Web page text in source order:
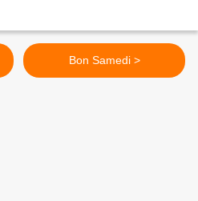
Bon Samedi >